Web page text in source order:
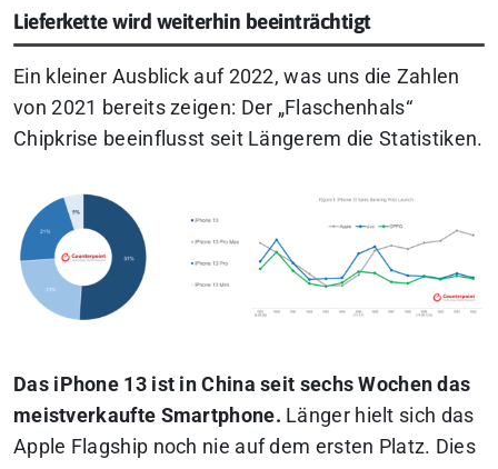
Lieferkette wird weiterhin beeinträchtigt
Ein kleiner Ausblick auf 2022, was uns die Zahlen
von 2021 bereits zeigen: Der „Flaschenhals“
Chipkrise beeinflusst seit Längerem die Statistiken.
Das iPhone 13 ist in China seit sechs Wochen das
meistverkaufte Smartphone. Länger hielt sich das
Apple Flagship noch nie auf dem ersten Platz. Dies